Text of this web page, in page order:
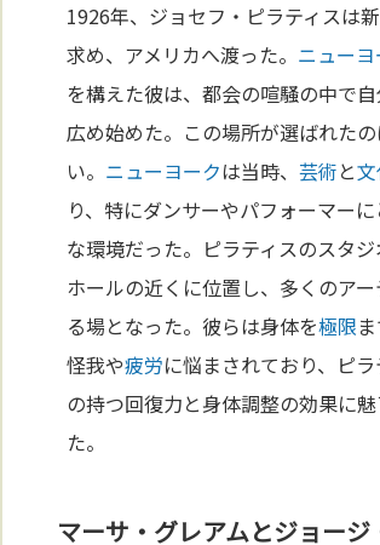
1926年、ジョセフ・ピラティスは
求め、アメリカへ渡った。 ニューヨ
を構えた彼は、都会の喧騒の中で
広め始めた。この場所が選ばれた
い。 ニューヨークは当時、芸術と
り、特にダンサーやパフォーマー
な環境だった。ピラティスのスタ
ホールの近くに位置し、多くのア
る場となった。彼らは身体を極限
怪我や疲労に悩まされており、ピ
の持つ回復力と身体調整の効果に
た。
マーサ・グレアムとジョージ